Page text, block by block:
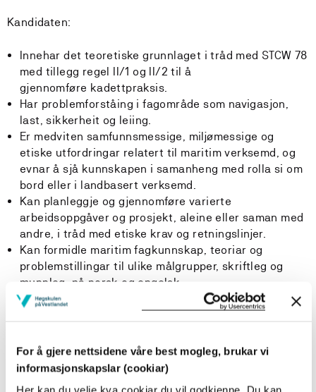
For å gjere nettsidene våre best mogleg, brukar vi
informasjonskapslar (cookiar)
Her kan du velje kva cookiar du vil godkjenne. Du kan
Kandidaten:
Innehar det teoretiske grunnlaget i tråd med STCW 78
med tillegg regel II/1 og II/2 til å
gjennomføre kadettpraksis.
Har problemforståing i fagområde som navigasjon,
last, sikkerheit og leiing.
Er medviten samfunnsmessige, miljømessige og
etiske utfordringar relatert til maritim verksemd, og
evnar å sjå kunnskapen i samanheng med rolla si om
bord eller i landbasert verksemd.
Kan planleggje og gjennomføre varierte
arbeidsoppgåver og prosjekt, aleine eller saman med
andre, i tråd med etiske krav og retningslinjer.
Kan formidle maritim fagkunnskap, teoriar og
problemstillingar til ulike målgrupper, skriftleg og
munnleg, på norsk og engelsk.
Kan bidra i tverrfagleg arbeid og kan tilpasse eigen
fagleg utøving og teameigenskapar til den aktuelle
Deltar aktivt i faglege diskusjonar og er i stand til å
dele kunnskapane og erfaringane sine med andre, for